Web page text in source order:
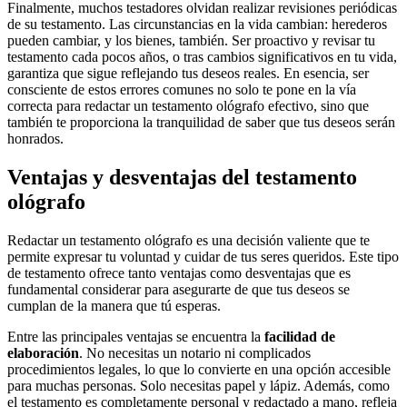
Finalmente, muchos testadores olvidan realizar revisiones periódicas
de su testamento. Las circunstancias en la vida cambian: herederos
pueden cambiar, y los bienes, también. Ser proactivo y revisar tu
testamento cada pocos años, o tras cambios significativos en tu vida,
garantiza que sigue reflejando tus deseos reales. En esencia, ser
consciente de estos errores comunes no solo te pone en la vía
correcta para redactar un testamento ológrafo efectivo, sino que
también te proporciona la tranquilidad de saber que tus deseos serán
honrados.
Ventajas y desventajas del testamento
ológrafo
Redactar un testamento ológrafo es una decisión valiente que te
permite expresar tu voluntad y cuidar de tus seres queridos. Este tipo
de testamento ofrece tanto ventajas como desventajas que es
fundamental considerar para asegurarte de que tus deseos se
cumplan de la manera que tú esperas.
Entre las principales ventajas se encuentra la facilidad de
elaboración. No necesitas un notario ni complicados
procedimientos legales, lo que lo convierte en una opción accesible
para muchas personas. Solo necesitas papel y lápiz. Además, como
el testamento es completamente personal y redactado a mano, refleja